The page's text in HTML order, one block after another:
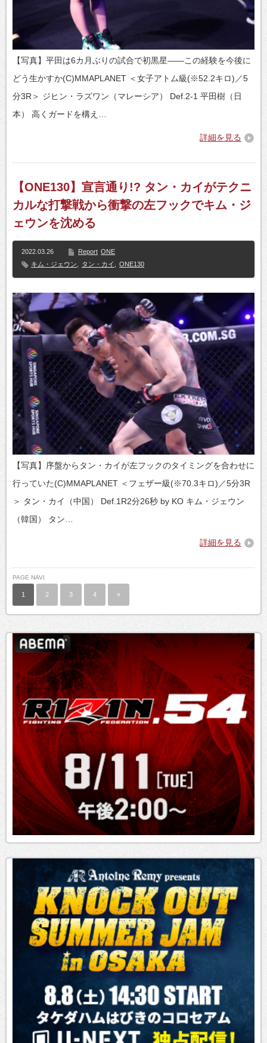
【写真】平田は6カ月ぶりの試合で初黒星――この経験を今後に
どう生かすか(C)MMAPLANET ＜女子アトム級(※52.2キロ)／5
分3R＞ ジヒン・ラズワン（マレーシア） Def.2-1 平田樹（日
本） 高くガードを構え…
詳細を見る
【ONE130】宣言通り!? タン・カイがテクニ
カルな打撃戦から衝撃の左フックでキム・ジ
ェウンを沈める
2022.03.26 Report ONE
キム・ジェウン
タン・カイ ONE130
【写真】序盤からタン・カイが左フックのタイミングを合わせに
行っていた(C)MMAPLANET ＜フェザー級(※70.3キロ)／5分3R
＞ タン・カイ（中国） Def.1R2分26秒 by KO キム・ジェウン
（韓国） タン…
詳細を見る
PAGE NAVI
1 2 3 4 »